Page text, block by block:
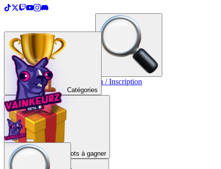
Créer une TopList Connexion / Inscription
Catégories
Lots à gagner